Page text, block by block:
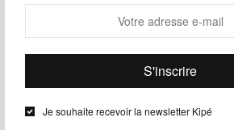
Je souhaite recevoir la newsletter Kipé